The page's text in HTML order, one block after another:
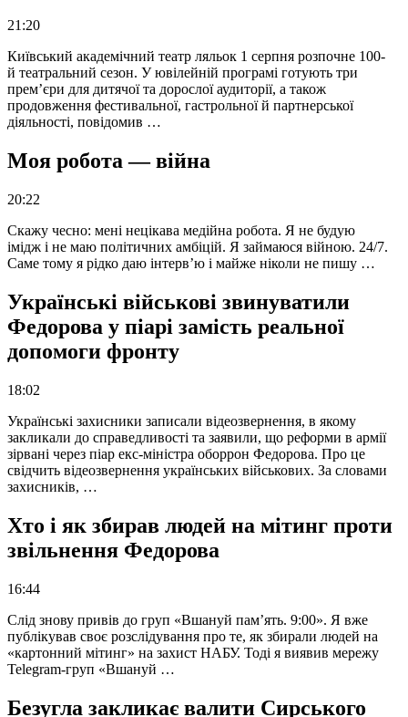
21:20
Київський академічний театр ляльок 1 серпня розпочне 100-
й театральний сезон. У ювілейній програмі готують три
прем’єри для дитячої та дорослої аудиторії, а також
продовження фестивальної, гастрольної й партнерської
діяльності, повідомив …
Моя робота — війна
20:22
Скажу чесно: мені нецікава медійна робота. Я не будую
імідж і не маю політичних амбіцій. Я займаюся війною. 24/7.
Саме тому я рідко даю інтерв’ю і майже ніколи не пишу …
Українські військові звинуватили
Федорова у піарі замість реальної
допомоги фронту
18:02
Українські захисники записали відеозвернення, в якому
закликали до справедливості та заявили, що реформи в армії
зірвані через піар екс-міністра оборрон Федорова. Про це
свідчить відеозвернення українських військових. За словами
захисників, …
Хто і як збирав людей на мітинг проти
звільнення Федорова
16:44
Слід знову привів до груп «Вшануй пам’ять. 9:00». Я вже
публікував своє розслідування про те, як збирали людей на
«картонний мітинг» на захист НАБУ. Тоді я виявив мережу
Telegram-груп «Вшануй …
Безугла закликає валити Сирського